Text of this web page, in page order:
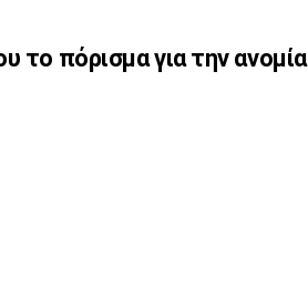
το πόρισμα για την ανομία